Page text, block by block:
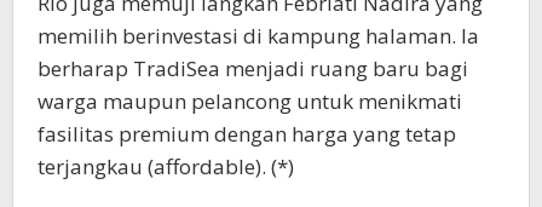
memilih berinvestasi di kampung halaman. Ia
berharap TradiSea menjadi ruang baru bagi
warga maupun pelancong untuk menikmati
fasilitas premium dengan harga yang tetap
terjangkau (affordable). (*)